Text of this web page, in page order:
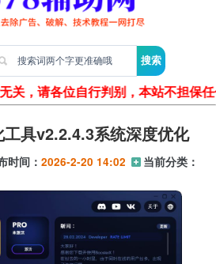
关，请各位自行判别，本站不担保
具v2.2.4.3系统深度优化
时间： 2026-2-20 14:02
当前分类：